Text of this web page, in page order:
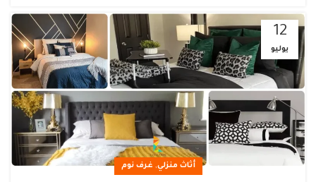
12
يوليو
أثاث منزلي, غرف نوم